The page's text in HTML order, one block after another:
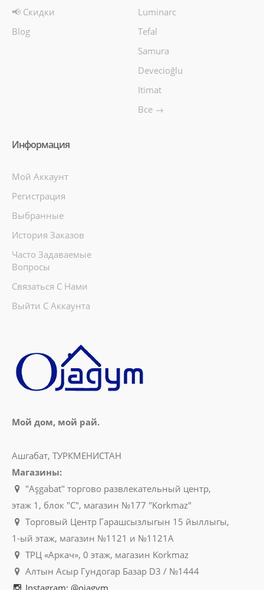
📢 Скидки
Blog
Luminarc
Tefal
Samura
Devecioğlu
Itimat
Все →
Информация
Мой Аккаунт
Регистрация
Выбранные
История Заказов
Часто Задаваемые
Вопросы
Связаться С Нами
Выйти С Аккаунта
Мой дом, мой рай.
Ашгабат, ТУРКМЕНИСТАН
Магазины:
"Aşgabat" торгово развлекательный центр,
этаж 1, блок "C", магазин №177 "Korkmaz"
Торговый Центр Гарашсызлыгын 15 йыллыгы,
1-ый этаж, магазин №1121 и №1121A
ТРЦ «Аркач», 0 этаж, магазин Korkmaz
Алтын Асыр Гундогар Базар D3 / №1444
Instagram: @ojagym